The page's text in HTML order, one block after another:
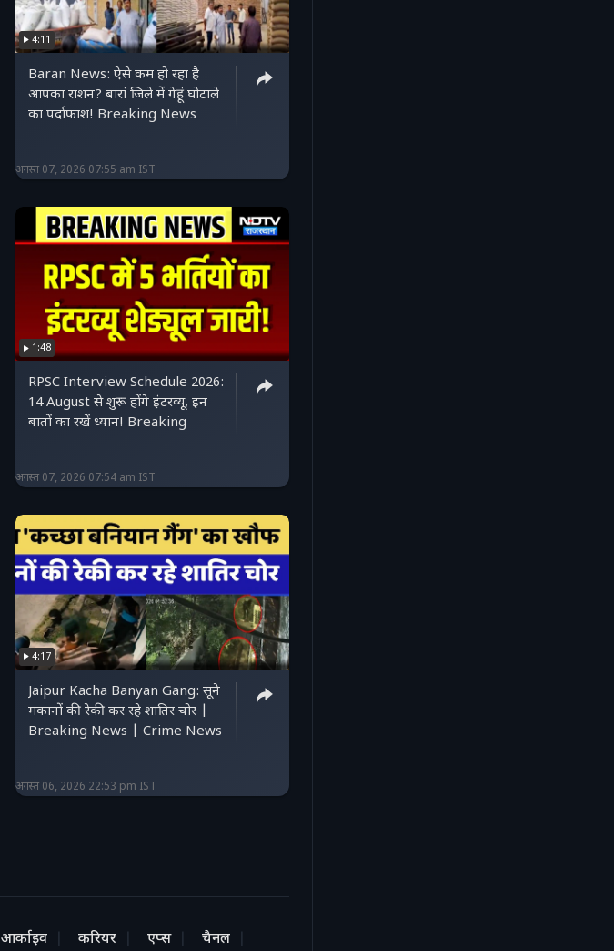
4:11
Baran News: ऐसे कम हो रहा है
आपका राशन? बारां जिले में गेहूं घोटाले
का पर्दाफाश! Breaking News
अगस्त 07, 2026 07:55 am IST
1:48
RPSC Interview Schedule 2026:
14 August से शुरू होंगे इंटरव्यू, इन
बातों का रखें ध्यान! Breaking
अगस्त 07, 2026 07:54 am IST
4:17
Jaipur Kacha Banyan Gang: सूने
मकानों की रेकी कर रहे शातिर चोर |
Breaking News | Crime News
अगस्त 06, 2026 22:53 pm IST
आर्काइव करियर एप्स चैनल